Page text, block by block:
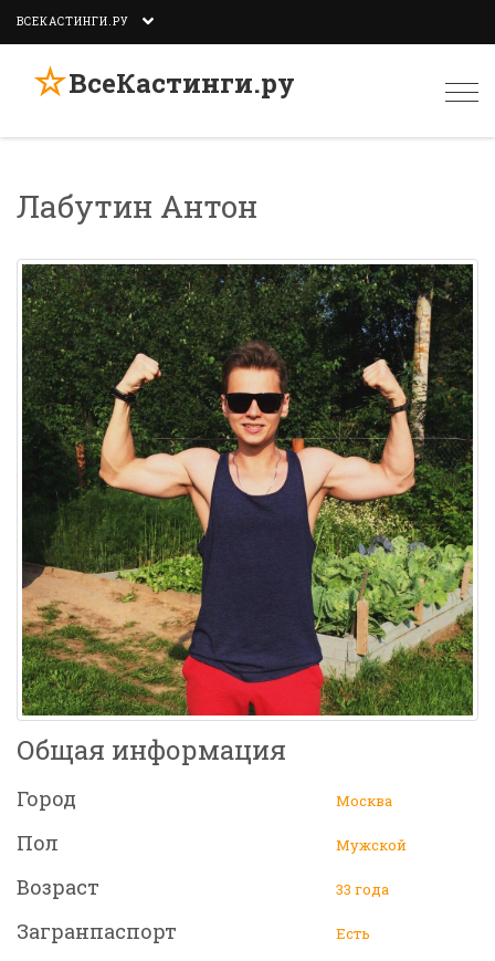
ВСЕКАСТИНГИ.РУ
☆ВсеКастинги.ру
Лабутин Антон
Общая информация
Город Москва
Пол Мужской
Возраст 33 года
Загранпаспорт Есть